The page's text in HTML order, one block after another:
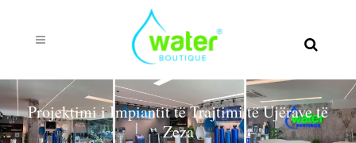
Projektimi i Impiantit të Trajtimi të Ujërave të
Zeza